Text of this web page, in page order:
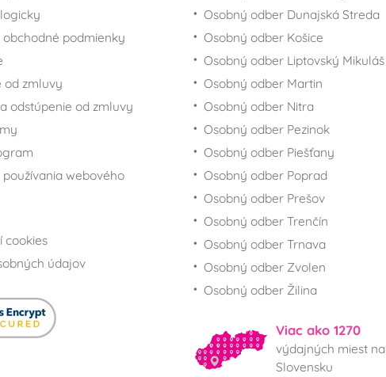
obchodné podmienky
od zmluvy
odstúpenie od zmluvy
webového
cookies
údajov
Osobný odber Dunajská Streda
Osobný odber Košice
Osobný odber Liptovský Mikuláš
Osobný odber Martin
Osobný odber Nitra
Osobný odber Pezinok
Osobný odber Piešťany
Osobný odber Poprad
Osobný odber Prešov
Osobný odber Trenčín
Osobný odber Trnava
Osobný odber Zvolen
Osobný odber Žilina
Viac ako 1270
výdajných miest na
Slovensku